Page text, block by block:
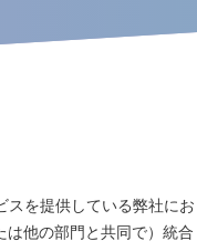
スを提供している弊社にお
は他の部門と共同で）統合